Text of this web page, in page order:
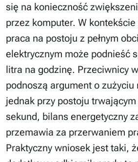
się na konieczność
przez komputer. W
praca na postoju z pełnym
elektrycznym może podnieść
litra na godzinę. Przeciwnicy
podnoszą argument o zużyciu
jednak przy postoju
sekund, bilans energetyczny
przemawia za przerwaniem
Praktyczny wniosek jest taki,